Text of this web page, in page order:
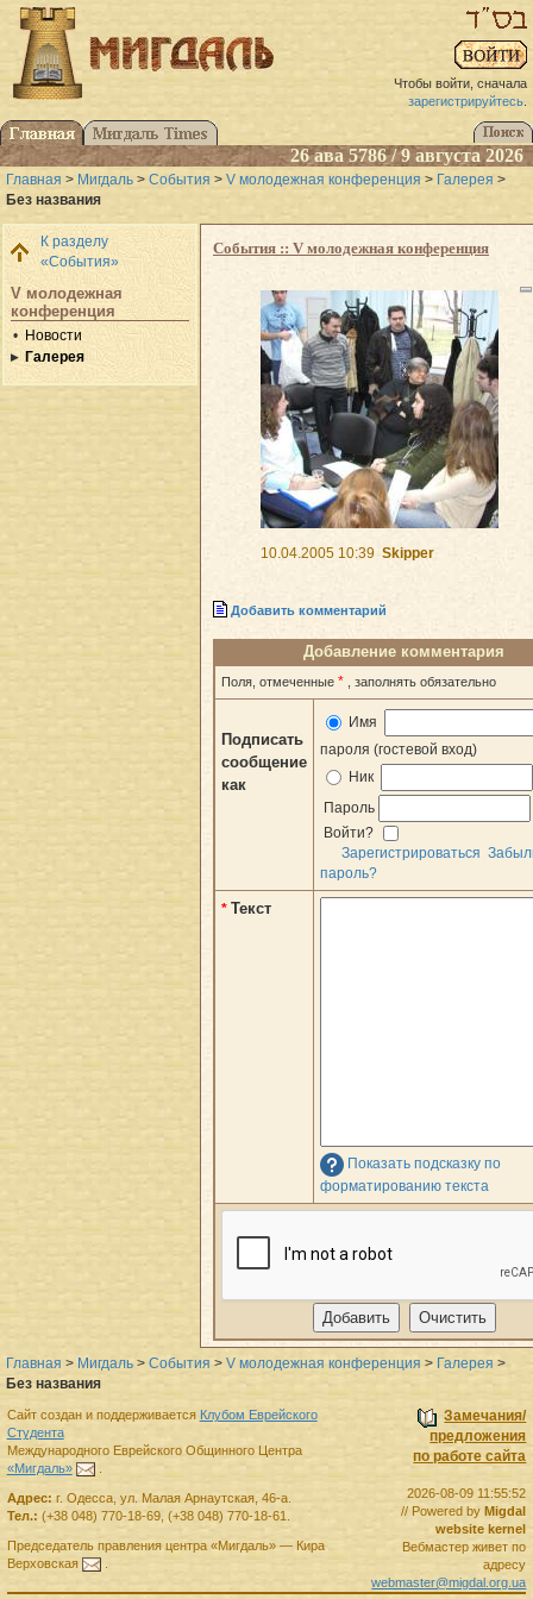
Чтобы войти, сначала
зарегистрируйтесь.
26 ава 5786 / 9 августа 2026
Главная > Мигдаль > События > V молодежная конференция > Галерея >
Без названия
К разделу
«События»
V молодежная
конференция
Новости
Галерея
События :: V молодежная конференция
10.04.2005 10:39 Skipper
Добавить комментарий
Добавление комментария
Поля, отмеченные * , заполнять обязательно
Подписать
сообщение
как
Имя
пароля (гостевой вход)
Ник
Пароль
Войти?
Зарегистрироваться
пароль?
* Текст
Показать подсказку по
форматированию текста
Главная > Мигдаль > События > V молодежная конференция > Галерея >
Без названия
Замечания/
предложения
по работе сайта
2026-08-09 11:55:52
// Powered byMigdal
website kernel
Вебмастер живет по
адресу
webmaster@migdal.org.ua
Сайт создан и поддерживается Клубом Еврейского
Студента
Международного Еврейского Общинного Центра
«Мигдаль»
.
Адрес: г. Одесса, ул. Малая Арнаутская, 46-а.
Тел.: (+38 048) 770-18-69, (+38 048) 770-18-61
Председатель правленияцентра «Мигдаль»— Кира
Верховская
.